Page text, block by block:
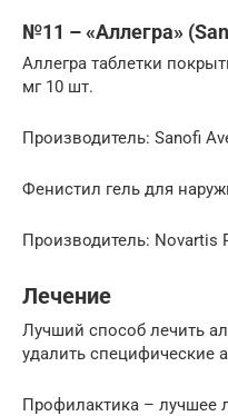
№11 – «Аллегра»
Аллегра таблетки
мг 10 шт.
Производитель: Sanofi
Фенистил гель для
Производитель: Novartis
Лечение
Лучший способ лечить
удалить специфические
Профилактика – лучшее